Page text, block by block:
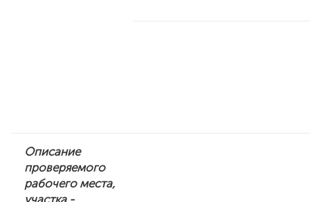
Описание
проверяемого
рабочего места,
участка -